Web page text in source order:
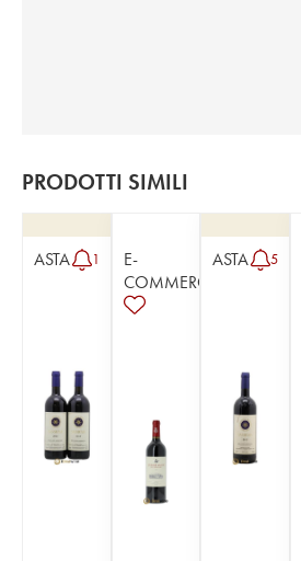
PRODOTTI SIMILI
ASTA 1
E-
COMMERCE
ASTA 5